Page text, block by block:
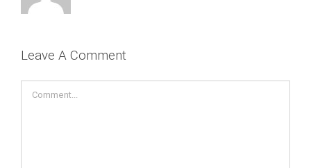
Leave A Comment
Comment